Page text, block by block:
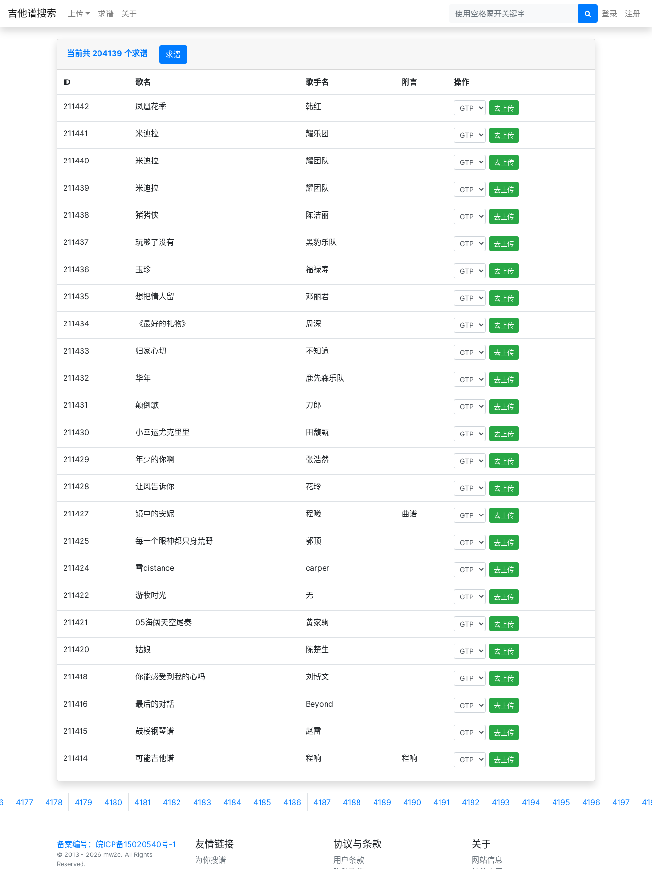
吉他谱搜索 上传 求谱 关于 登录 注册
当前共 204139 个求谱 求谱
ID 歌名 歌手名 附言 操作
211442 凤凰花季 韩红 去上传
211441 米迪拉 耀乐团 去上传
211440 米迪拉 耀团队 去上传
211439 米迪拉 耀团队 去上传
211438 猪猪侠 陈洁丽 去上传
211437 玩够了没有 黑豹乐队 去上传
211436 玉珍 福禄寿 去上传
211435 想把情人留 邓丽君 去上传
211434 《最好的礼物》 周深 去上传
211433 归家心切 不知道 去上传
211432 华年 鹿先森乐队 去上传
211431 颠倒歌 刀郎 去上传
211430 小幸运尤克里里 田馥甄 去上传
211429 年少的你啊 张浩然 去上传
211428 让风告诉你 花玲 去上传
211427 镜中的安妮 程曦 曲谱 去上传
211425 每一个眼神都只身荒野 郭顶 去上传
211424 雪distance carper 去上传
211422 游牧时光 无 去上传
211421 05海阔天空尾奏 黄家驹 去上传
211420 姑娘 陈楚生 去上传
211418 你能感受到我的心吗 刘博文 去上传
211416 最后的对話 Beyond 去上传
211415 鼓楼钢琴谱 赵雷 去上传
211414 可能吉他谱 程响 程响 去上传
4177 4178 4179 4180 4181 4182 4183 4184 4185 4186 4187 4188 4189 4190 4191 4192 4193 4194 4195 4196 4197
备案编号：皖ICP备15020540号-1
© 2013 - 2026 mw2c. All Rights
Reserved.
友情链接
为你搜谱
协议与条款
用户条款
关于
网站信息